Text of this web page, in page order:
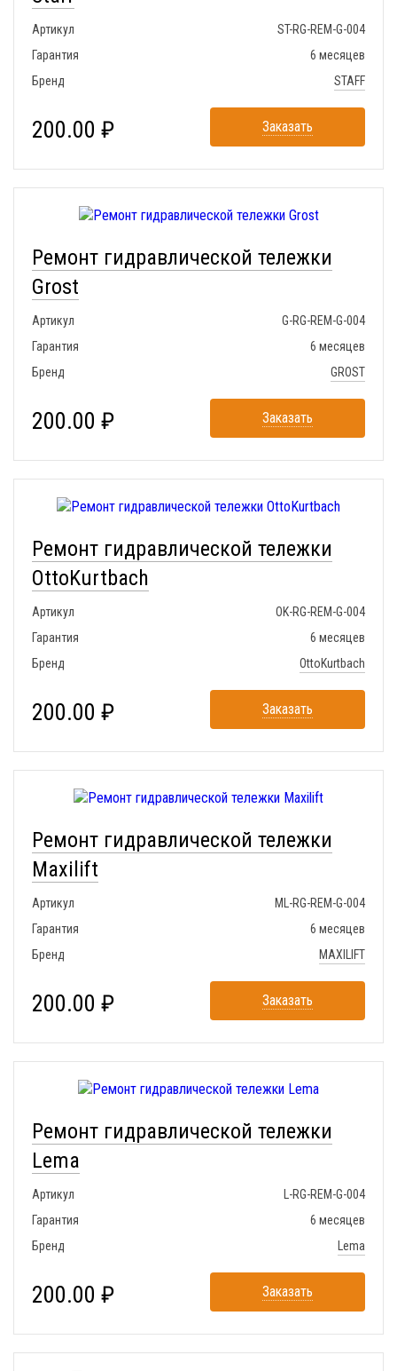
Артикул
ST-RG-REM-G-004
Гарантия
6 месяцев
Бренд
STAFF
200.00 ₽ Заказать
Ремонт гидравлической тележки
Grost
Артикул
G-RG-REM-G-004
Гарантия
6 месяцев
Бренд
GROST
200.00 ₽ Заказать
Ремонт гидравлической тележки
OttoKurtbach
Артикул
OK-RG-REM-G-004
Гарантия
6 месяцев
Бренд
OttoKurtbach
200.00 ₽ Заказать
Ремонт гидравлической тележки
Maxilift
Артикул
ML-RG-REM-G-004
Гарантия
6 месяцев
Бренд
MAXILIFT
200.00 ₽ Заказать
Ремонт гидравлической тележки
Lema
Артикул
L-RG-REM-G-004
Гарантия
6 месяцев
Бренд
Lema
200.00 ₽ Заказать